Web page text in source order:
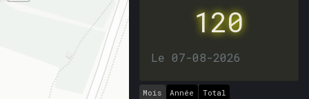
120
Le 07-08-2026
Mois Année Total